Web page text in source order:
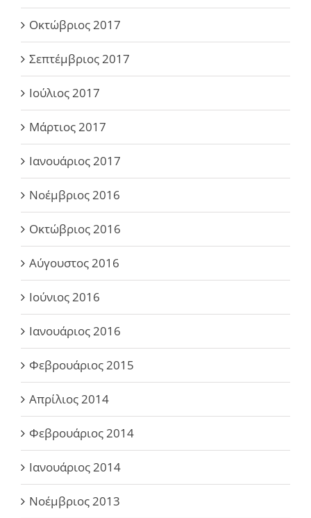
Οκτώβριος 2017
Σεπτέμβριος 2017
Ιούλιος 2017
Μάρτιος 2017
Ιανουάριος 2017
Νοέμβριος 2016
Οκτώβριος 2016
Αύγουστος 2016
Ιούνιος 2016
Ιανουάριος 2016
Φεβρουάριος 2015
Απρίλιος 2014
Φεβρουάριος 2014
Ιανουάριος 2014
Νοέμβριος 2013